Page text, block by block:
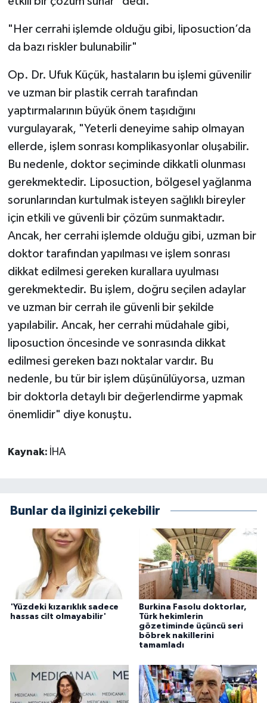
"Her cerrahi işlemde olduğu gibi, liposuction’da
da bazı riskler bulunabilir"
Op. Dr. Ufuk Küçük, hastaların bu işlemi güvenilir
ve uzman bir plastik cerrah tarafından
yaptırmalarının büyük önem taşıdığını
vurgulayarak, "Yeterli deneyime sahip olmayan
ellerde, işlem sonrası komplikasyonlar oluşabilir.
Bu nedenle, doktor seçiminde dikkatli olunması
gerekmektedir. Liposuction, bölgesel yağlanma
sorunlarından kurtulmak isteyen sağlıklı bireyler
için etkili ve güvenli bir çözüm sunmaktadır.
Ancak, her cerrahi işlemde olduğu gibi, uzman bir
doktor tarafından yapılması ve işlem sonrası
dikkat edilmesi gereken kurallara uyulması
gerekmektedir. Bu işlem, doğru seçilen adaylar
ve uzman bir cerrah ile güvenli bir şekilde
yapılabilir. Ancak, her cerrahi müdahale gibi,
liposuction öncesinde ve sonrasında dikkat
edilmesi gereken bazı noktalar vardır. Bu
nedenle, bu tür bir işlem düşünülüyorsa, uzman
bir doktorla detaylı bir değerlendirme yapmak
önemlidir" diye konuştu.
Kaynak: İHA
Bunlar da ilginizi çekebilir
'Yüzdeki kızarıklık sadece
hassas cilt olmayabilir'
Burkina Fasolu doktorlar,
Türk hekimlerin
gözetiminde üçüncü seri
böbrek nakillerini
tamamladı